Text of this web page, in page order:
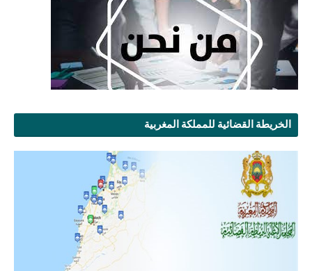
الخريطة القضائية للمملكة المغربية